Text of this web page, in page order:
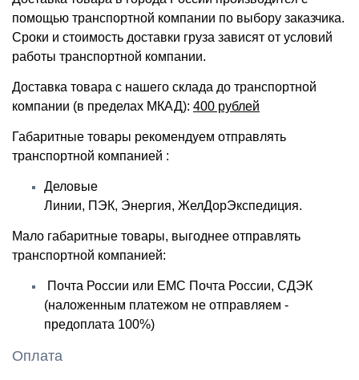
помощью транспортной компании по выбору заказчика.
Сроки и стоимость доставки груза зависят от условий
работы транспортной компании.
Доставка товара с нашего склада до транспортной
компании (в пределах МКАД): 400 рублей
Габаритные товары рекомендуем отправлять
транспортной компанией :
Деловые
Линии, ПЭК, Энергия, ЖелДорЭкспедиция.
Мало габаритные товары, выгоднее отправлять
транспортной компанией:
Почта России или ЕМС Почта России, СДЭК
(наложенным платежом не отправляем -
предоплата 100%)
Оплата